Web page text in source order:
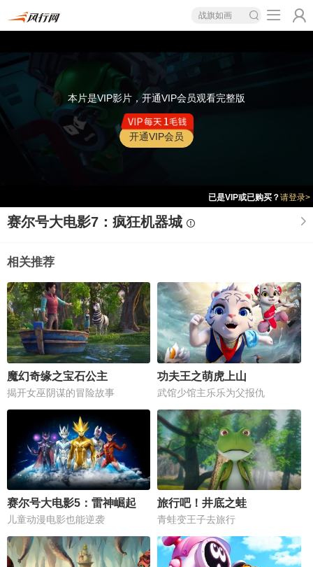
战旗如画
本片是VIP影片，开通VIP会员观看完整版
开通VIP会员
已是VIP或已购买？请登录>
赛尔号大电影7：疯狂机器城
相关推荐
魔幻奇缘之宝石公主
揭开女巫阴谋的冒险故事
功夫王之萌虎上山
武馆少馆主乐乐为父报仇
赛尔号大电影5：雷神崛起
儿童动漫电影也能逆袭
旅行吧！井底之蛙
青蛙变王子去旅行